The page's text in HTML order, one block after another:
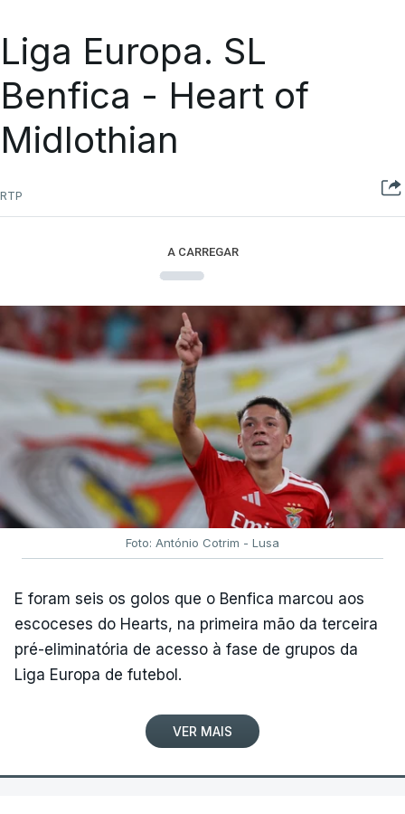
Liga Europa. SL
Benfica - Heart of
Midlothian
RTP
A CARREGAR
Foto: António Cotrim - Lusa
E foram seis os golos que o Benfica marcou aos
escoceses do Hearts, na primeira mão da terceira
pré-eliminatória de acesso à fase de grupos da
Liga Europa de futebol.
VER MAIS